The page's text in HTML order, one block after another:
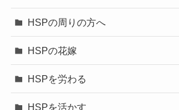
HSPの周りの方へ
HSPの花嫁
HSPを労わる
HSPを活かす